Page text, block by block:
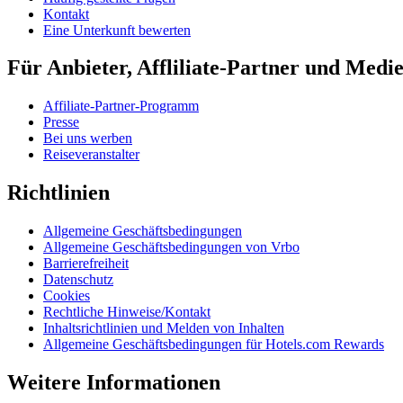
Kontakt
Eine Unterkunft bewerten
Für Anbieter, Affliliate-Partner und
Affiliate-Partner-Programm
Presse
Bei uns werben
Reiseveranstalter
Richtlinien
Allgemeine Geschäftsbedingungen
Allgemeine Geschäftsbedingungen von Vrbo
Barrierefreiheit
Datenschutz
Cookies
Rechtliche Hinweise/Kontakt
Inhaltsrichtlinien und Melden von Inhalten
Allgemeine Geschäftsbedingungen für Hotels.com Rewards
Weitere Informationen